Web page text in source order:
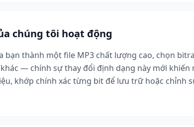
chúng tôi hoạt động
bạn thành một file MP3 chất lượng cao, chọn
— chính sự thay đổi định dạng này mới
khớp chính xác từng bit để lưu trữ hoặc chỉnh